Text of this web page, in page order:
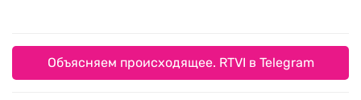
Объясняем происходящее. RTVI в Telegram